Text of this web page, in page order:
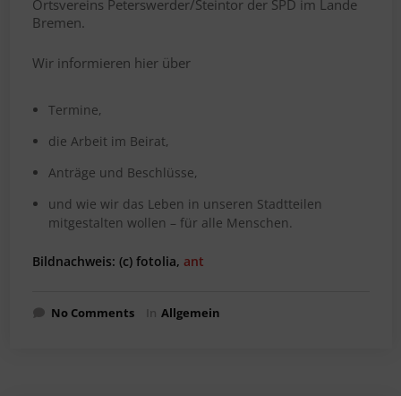
Ortsvereins Peterswerder/Steintor der SPD im Lande
Bremen.
Wir informieren hier über
Termine,
die Arbeit im Beirat,
Anträge und Beschlüsse,
und wie wir das Leben in unseren Stadtteilen
mitgestalten wollen – für alle Menschen.
Bildnachweis: (c) fotolia, ant
No Comments In Allgemein